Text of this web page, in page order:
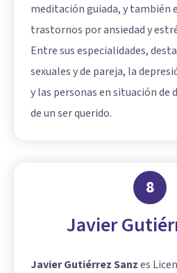
meditación guiada, y también
trastornos por ansiedad y
Entre sus especialidades,
sexuales y de pareja, la
y las personas en situación de
de un ser querido.
8
Javier
Javier Gutiérrez Sanzes